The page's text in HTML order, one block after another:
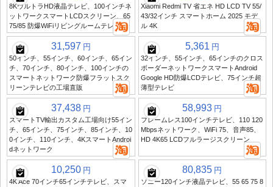
8KウルトラHD液晶テレビ、100インチネ
ットワークスマートLCDスクリーン、65
75/85 防爆WiFiリビングルームテレビ
Xiaomi Redmi TV 省エネ HD LCD TV 55/
43/32インチ スマートホーム 2025 モデ
ル 4K
31,597 円
50インチ、55インチ、60インチ、65イン
チ、70インチ、80インチ、100インチの
スマートネットワーク防爆フラットスク
リーンテレビの工場直販
5,361 円
32インチ、55インチ、65インチのクロス
ボーダーネットワークスマートAndroid
Google HD防爆LCDテレビ、75インチ超
薄型テレビ
37,438 円
スマートTV輸出カスタム工場向け55イン
チ、65インチ、75インチ、85インチ、10
0インチ、110インチ、4KスマートAndroi
dネットワーク
58,993 円
フレームレス100インチテレビ、110 120
Mbpsネットワーク、WiFi 75、音声85、
HD 4K65 LCDフルラージスクリーン
10,250 円
4K Ace 70インチ65インチテレビ、スマ
80,835 円
ソニー120インチ液晶テレビ、55 65 75 8